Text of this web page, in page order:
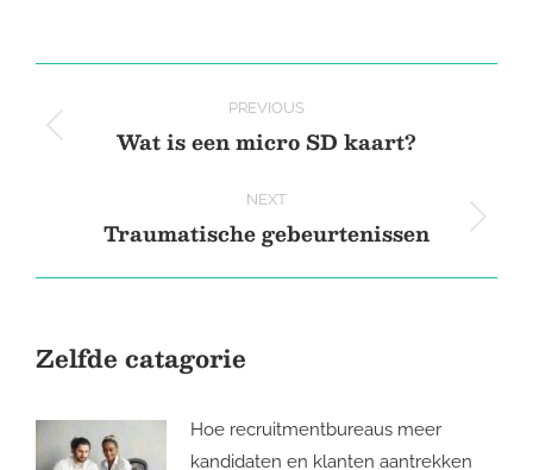
navigation
PREVIOUS
Previous
Wat is een micro SD kaart?
NEXT
Next
Traumatische gebeurtenissen
Zelfde catagorie
Hoe recruitmentbureaus meer
kandidaten en klanten aantrekken